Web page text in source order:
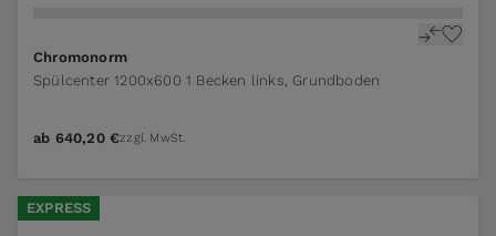
Chromonorm
Spülcenter 1200x600 1 Becken links, Grundboden
ab 640,20 €zzgl. MwSt.
EXPRESS